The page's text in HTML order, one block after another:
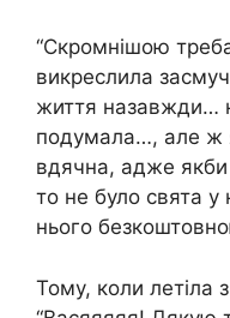
“Скромнішою
викреслила
життя назавжди…
подумала…, але ж
вдячна, адже якби
то не було свята у
нього
Тому, коли летіла